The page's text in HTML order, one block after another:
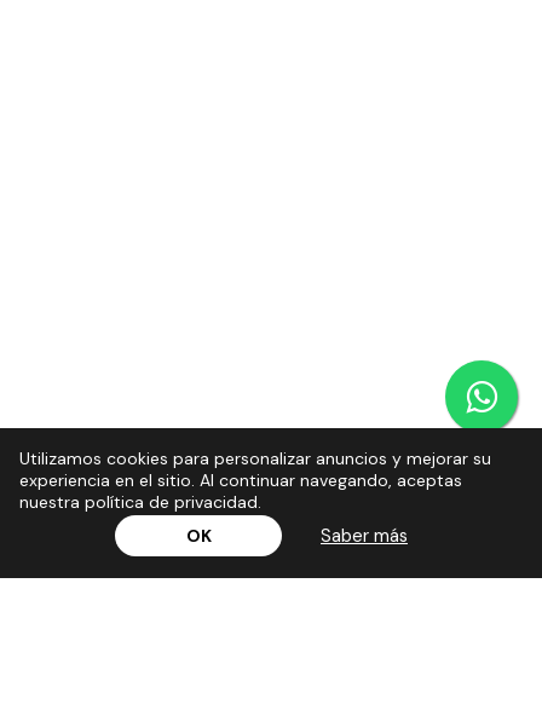
Utilizamos cookies para personalizar anuncios y mejorar su
experiencia en el sitio. Al continuar navegando, aceptas
nuestra política de privacidad.
OK
Saber más